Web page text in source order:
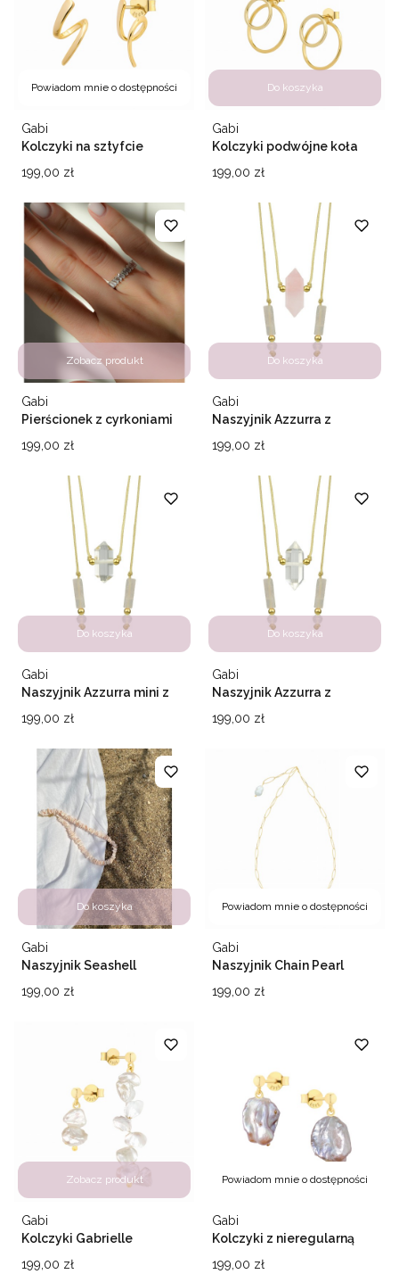
Powiadom mnie o dostępności
Kolczyki na sztyfcie
Producent
Gabi
Cena
199,00 zł
Do koszyka
Kolczyki podwójne koła
Producent
Gabi
Cena
199,00 zł
Zobacz produkt
Pierścionek z cyrkoniami
Producent
Gabi
Cena
199,00 zł
Do koszyka
Naszyjnik Azzurra z
Producent
Gabi
Cena
199,00 zł
Do koszyka
Naszyjnik Azzurra mini z
Producent
Gabi
Cena
199,00 zł
Do koszyka
Naszyjnik Azzurra z
Producent
Gabi
Cena
199,00 zł
Do koszyka
Naszyjnik Seashell
Producent
Gabi
Cena
199,00 zł
Powiadom mnie o dostępności
Naszyjnik Chain Pearl
Producent
Gabi
Cena
199,00 zł
Zobacz produkt
Kolczyki Gabrielle
Producent
Gabi
Cena
199,00 zł
Powiadom mnie o dostępności
Kolczyki z nieregularną
Producent
Gabi
Cena
199,00 zł